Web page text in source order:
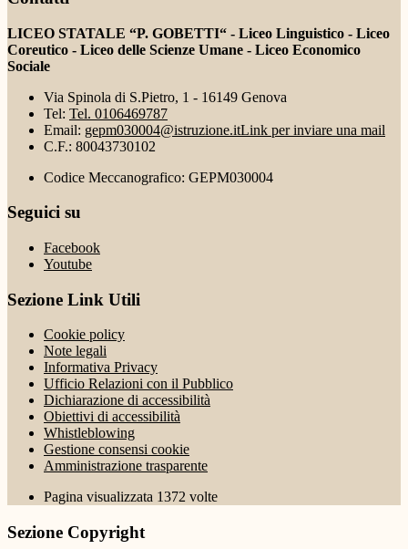
LICEO STATALE “P. GOBETTI“ - Liceo Linguistico - Liceo
Coreutico - Liceo delle Scienze Umane - Liceo Economico
Sociale
Via Spinola di S.Pietro, 1 - 16149 Genova
Tel: Tel. 0106469787
Email: gepm030004@istruzione.itLink per inviare una mail
C.F.: 80043730102
Codice Meccanografico: GEPM030004
Seguici su
Facebook
Youtube
Sezione Link Utili
Cookie policy
Note legali
Informativa Privacy
Ufficio Relazioni con il Pubblico
Dichiarazione di accessibilità
Obiettivi di accessibilità
Whistleblowing
Gestione consensi cookie
Amministrazione trasparente
Pagina visualizzata 1372 volte
Sezione Copyright